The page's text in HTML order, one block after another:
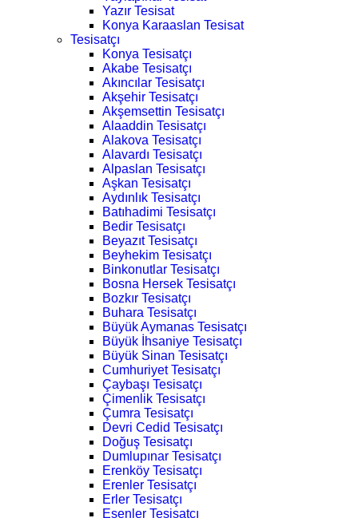
Yazır Tesisat
Konya Karaaslan Tesisat
Tesisatçı
Konya Tesisatçı
Akabe Tesisatçı
Akıncılar Tesisatçı
Akşehir Tesisatçı
Akşemsettin Tesisatçı
Alaaddin Tesisatçı
Alakova Tesisatçı
Alavardı Tesisatçı
Alpaslan Tesisatçı
Aşkan Tesisatçı
Aydınlık Tesisatçı
Batıhadimi Tesisatçı
Bedir Tesisatçı
Beyazıt Tesisatçı
Beyhekim Tesisatçı
Binkonutlar Tesisatçı
Bosna Hersek Tesisatçı
Bozkır Tesisatçı
Buhara Tesisatçı
Büyük Aymanas Tesisatçı
Büyük İhsaniye Tesisatçı
Büyük Sinan Tesisatçı
Cumhuriyet Tesisatçı
Çaybaşı Tesisatçı
Çimenlik Tesisatçı
Çumra Tesisatçı
Devri Cedid Tesisatçı
Doğuş Tesisatçı
Dumlupınar Tesisatçı
Erenköy Tesisatçı
Erenler Tesisatçı
Erler Tesisatçı
Esenler Tesisatçı